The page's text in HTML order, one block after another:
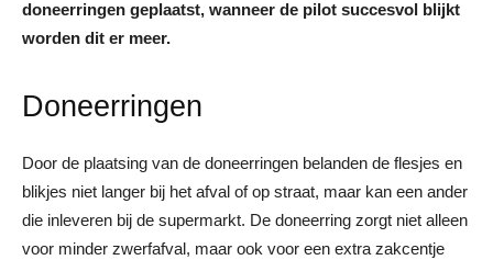
doneerringen geplaatst, wanneer de pilot succesvol blijkt
worden dit er meer.
Doneerringen
Door de plaatsing van de doneerringen belanden de flesjes en
blikjes niet langer bij het afval of op straat, maar kan een ander
die inleveren bij de supermarkt. De doneerring zorgt niet alleen
voor minder zwerfafval, maar ook voor een extra zakcentje